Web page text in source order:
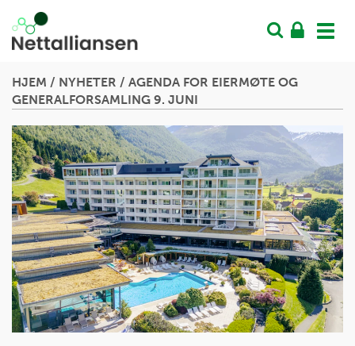
Vis
HJEM / NYHETER / AGENDA FOR EIERMØTE OG
GENERALFORSAMLING 9. JUNI